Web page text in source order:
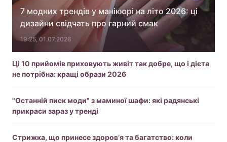
7 модних трендів у манікюрі на літо 2026: ці
дизайни свідчать про гарний смак
19:25, 01.07.2026
Ці 10 прийомів приховують живіт так добре, що і дієта
не потрібна: кращі образи 2026
"Останній писк моди" з маминої шафи: які радянські
прикраси зараз у тренді
Стрижка, що принесе здоров’я та багатство: коли